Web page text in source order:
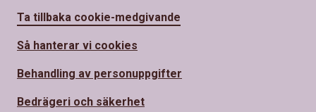
Ta tillbaka cookie-medgivande
Så hanterar vi cookies
Behandling av personuppgifter
Bedrägeri och säkerhet